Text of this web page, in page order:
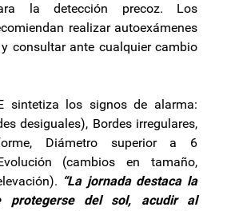
la detección precoz. Los
realizar autoexámenes
consultar ante cualquier cambio
sintetiza los signos de alarma:
desiguales), Bordes irregulares,
Diámetro superior a 6
(cambios en tamaño,
“La jornada destaca la
protegerse del sol, acudir al